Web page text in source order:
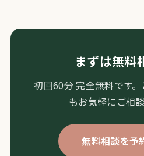
まずは無料
初回60分 完全無料です
もお気軽にご相
無料相談を